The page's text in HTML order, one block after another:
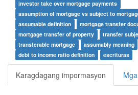
investor take over mortgage payments
assumption of mortgage vs subject to
assumable definition
mortgage transfer
mortgage transfer of property
transfer
transferable mortgage
assumably meaning
debt to income ratio definition
escrituras
Karagdagang impormasyon